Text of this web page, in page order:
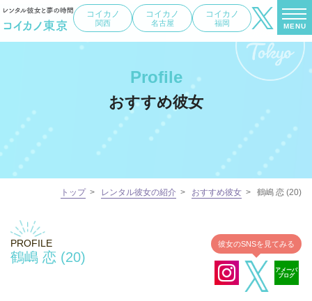
MENU
コイカノ
関西
コイカノ
名古屋
コイカノ
福岡
Profile
おすすめ彼女
トップ> レンタル彼女の紹介 > おすすめ彼女 > 鶴嶋 恋 (20)
PROFILE
鶴嶋 恋 (20)
彼女のSNSを見てみる
アメーバ
ブログ